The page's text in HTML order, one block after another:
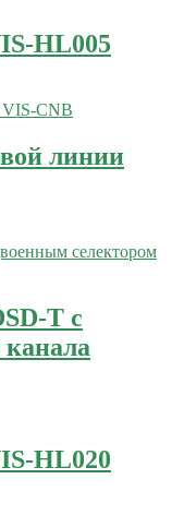
HL005
линии
T с
HL020